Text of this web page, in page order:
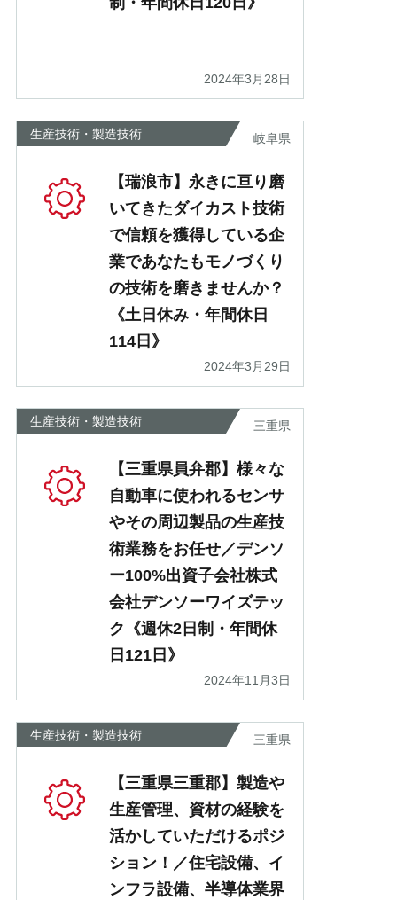
2024年3月28日
生産技術・製造技術 岐阜県
【瑞浪市】永きに亘り磨
いてきたダイカスト技術
で信頼を獲得している企
業であなたもモノづくり
の技術を磨きませんか？
《土日休み・年間休日
114日》
2024年3月29日
生産技術・製造技術 三重県
【三重県員弁郡】様々な
自動車に使われるセンサ
やその周辺製品の生産技
術業務をお任せ／デンソ
ー100%出資子会社株式
会社デンソーワイズテッ
ク《週休2日制・年間休
日121日》
2024年11月3日
生産技術・製造技術 三重県
【三重県三重郡】製造や
生産管理、資材の経験を
活かしていただけるポジ
ション！／住宅設備、イ
ンフラ設備、半導体業界